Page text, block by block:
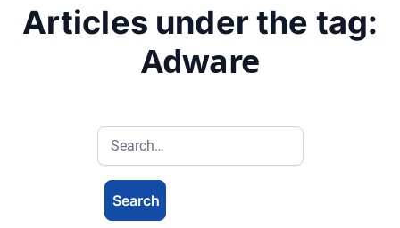
Articles under the tag:
Adware